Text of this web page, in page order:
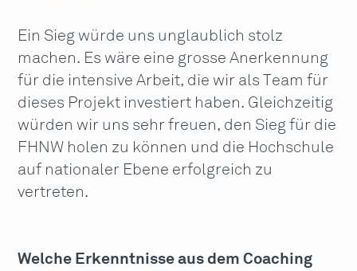
Ein Sieg würde uns unglaublich stolz
machen. Es wäre eine grosse Anerkennung
für die intensive Arbeit, die wir als Team für
dieses Projekt investiert haben. Gleichzeitig
würden wir uns sehr freuen, den Sieg für die
FHNW holen zu können und die Hochschule
auf nationaler Ebene erfolgreich zu
vertreten.
Welche Erkenntnisse aus dem Coaching